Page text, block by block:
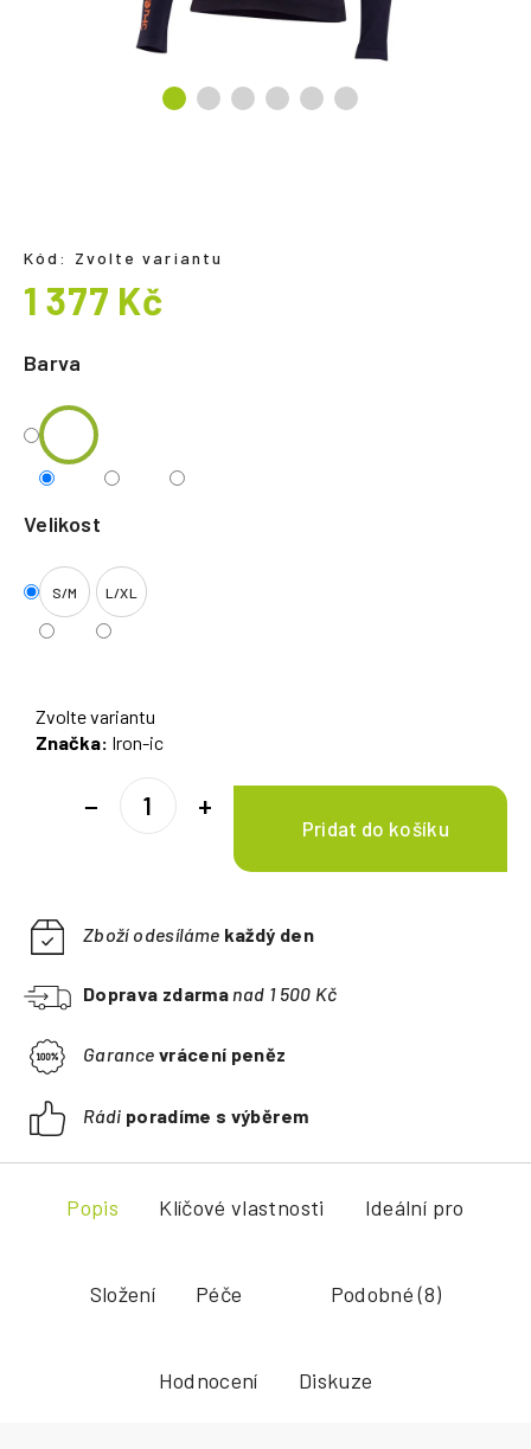
Barva
Velikost
S/M L/XL
Zvolte variantu
Značka: Iron-ic
+
−
Zboží odesíláme každý den
Doprava zdarma nad 1 500 Kč
Garance vrácení peněz
Rádi poradíme s výběrem
Kód: Zvolte variantu
1 377 Kč
cena:
Popis Klíčové vlastnosti Ideální pro
Složení Péče Podobné (8)
Hodnocení Diskuze